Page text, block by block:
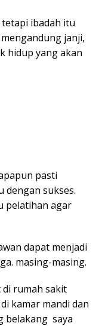
ibadah itu
janji,
hidup yang akan
pasti
dengan sukses.
pelatihan agar
dapat menjadi
masing-masing.
di rumah sakit
kamar mandi dan
belakang saya